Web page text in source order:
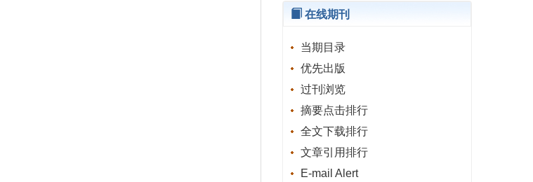
在线期刊
当期目录
优先出版
过刊浏览
摘要点击排行
全文下载排行
文章引用排行
E-mail Alert